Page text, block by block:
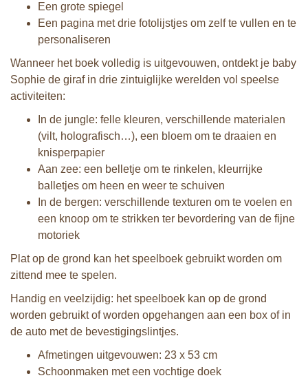
Een grote spiegel
Een pagina met drie fotolijstjes om zelf te vullen en te
personaliseren
Wanneer het boek volledig is uitgevouwen, ontdekt je baby
Sophie de giraf in drie zintuiglijke werelden vol speelse
activiteiten:
In de jungle: felle kleuren, verschillende materialen
(vilt, holografisch…), een bloem om te draaien en
knisperpapier
Aan zee: een belletje om te rinkelen, kleurrijke
balletjes om heen en weer te schuiven
In de bergen: verschillende texturen om te voelen en
een knoop om te strikken ter bevordering van de fijne
motoriek
Plat op de grond kan het speelboek gebruikt worden om
zittend mee te spelen.
Handig en veelzijdig: het speelboek kan op de grond
worden gebruikt of worden opgehangen aan een box of in
de auto met de bevestigingslintjes.
Afmetingen uitgevouwen: 23 x 53 cm
Schoonmaken met een vochtige doek